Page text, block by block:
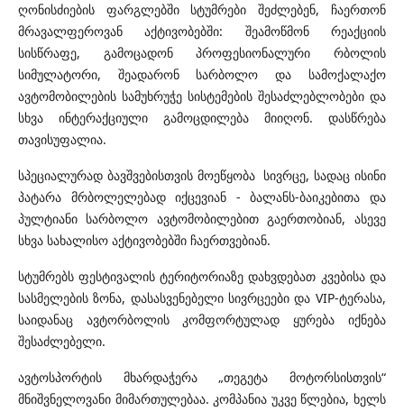
ღონისძიების ფარგლებში სტუმრები შეძლებენ, ჩაერთონ
მრავალფეროვან აქტივობებში: შეამოწმონ რეაქციის
სისწრაფე, გამოცადონ პროფესიონალური რბოლის
სიმულატორი, შეადარონ სარბოლო და სამოქალაქო
ავტომობილების სამუხრუჭე სისტემების შესაძლებლობები და
სხვა ინტერაქციული გამოცდილება მიიღონ. დასწრება
თავისუფალია.
სპეციალურად ბავშვებისთვის მოეწყობა სივრცე, სადაც ისინი
პატარა მრბოლელებად იქცევიან - ბალანს-ბაიკებითა და
პულტიანი სარბოლო ავტომობილებით გაერთობიან, ასევე
სხვა სახალისო აქტივობებში ჩაერთვებიან.
სტუმრებს ფესტივალის ტერიტორიაზე დახვდებათ კვებისა და
სასმელების ზონა, დასასვენებელი სივრცეები და VIP-ტერასა,
საიდანაც ავტორბოლის კომფორტულად ყურება იქნება
შესაძლებელი.
ავტოსპორტის მხარდაჭერა „თეგეტა მოტორსისთვის“
მნიშვნელოვანი მიმართულებაა. კომპანია უკვე წლებია, ხელს